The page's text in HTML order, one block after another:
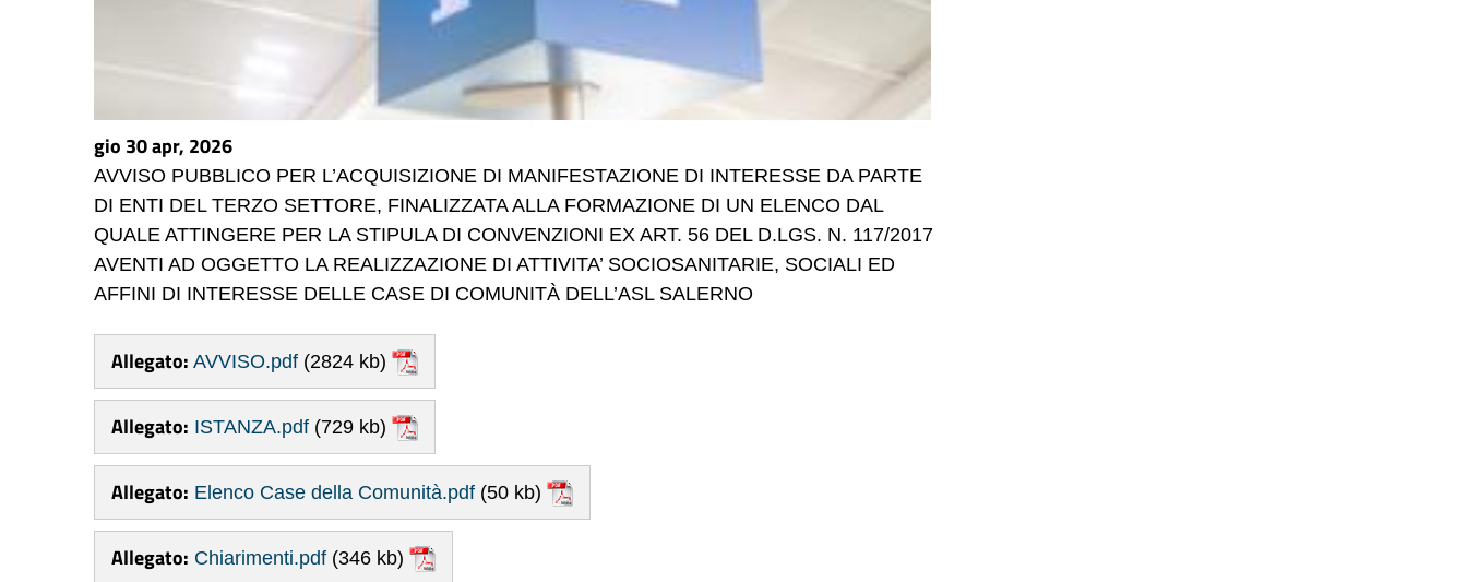
gio 30 apr, 2026
AVVISO PUBBLICO PER L’ACQUISIZIONE DI MANIFESTAZIONE DI INTERESSE DA PARTE
DI ENTI DEL TERZO SETTORE, FINALIZZATA ALLA FORMAZIONE DI UN ELENCO DAL
QUALE ATTINGERE PER LA STIPULA DI CONVENZIONI EX ART. 56 DEL D.LGS. N. 117/2017
AVENTI AD OGGETTO LA REALIZZAZIONE DI ATTIVITA’ SOCIOSANITARIE, SOCIALI ED
AFFINI DI INTERESSE DELLE CASE DI COMUNITÀ DELL’ASL SALERNO
Allegato: AVVISO.pdf (2824 kb)
Allegato: ISTANZA.pdf (729 kb)
Allegato: Elenco Case della Comunità.pdf (50 kb)
Allegato: Chiarimenti.pdf (346 kb)